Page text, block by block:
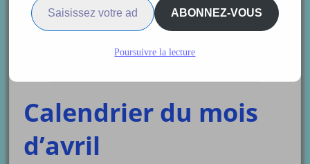
Sidebar
Calendrier du mois
d’avril
ABONNEZ-VOUS
Poursuivre la lecture